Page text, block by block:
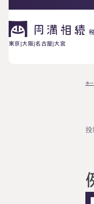
東京 大阪 名古屋 大宮
相続税
ホ